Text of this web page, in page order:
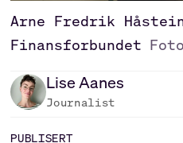
Arne Fredrik
Finansforbundet
LiseAanes
Journalist
PUBLISERT